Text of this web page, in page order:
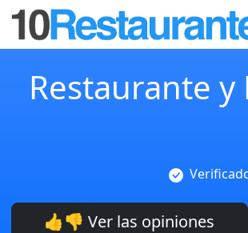
Restaurante y
👍👎 Ver las opiniones